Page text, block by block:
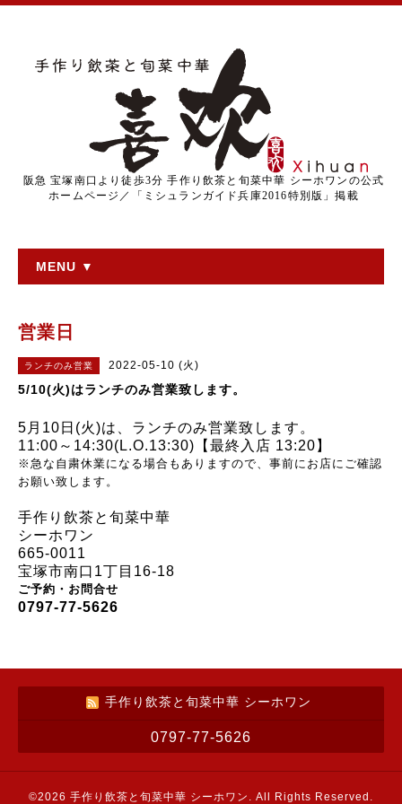
阪急 宝塚南口より徒歩3分 手作り飲茶と旬菜中華 シーホワンの公式
ホームページ／「ミシュランガイド兵庫2016特別版」掲載
MENU ▼
営業日
ランチのみ営業 2022-05-10 (火)
5/10(火)はランチのみ営業致します。
5月10日(火)は、 ランチのみ営業致します。
11:00～14:30(L.O.13:30)【最終入店 13:20】
※急な自粛休業になる場合もありますので、事前にお店にご確認
お願い致します。
手作り飲茶と旬菜中華
シーホワン
665-0011
宝塚市南口1丁目16-18
ご予約・お問合せ
0797-77-5626
手作り飲茶と旬菜中華 シーホワン
0797-77-5626
©2026 手作り飲茶と旬菜中華 シーホワン . All Rights Reserved.